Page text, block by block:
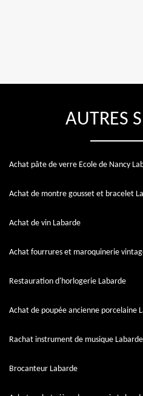
AUTRES
Achat pâte de verre Ecole de Nancy
Achat de montre gousset et bracelet
Achat de vin Labarde
Achat fourrures et maroquinerie
Restauration d'horlogerie Labarde
Achat de poupée ancienne porcelaine
Rachat instrument de musique Labarde
Brocanteur Labarde